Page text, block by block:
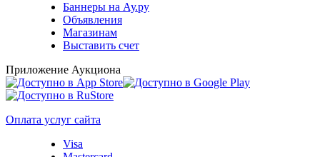
Баннеры на Ау.ру
Объявления
Магазинам
Выставить счет
Приложение Аукциона
Оплата услуг сайта
Visa